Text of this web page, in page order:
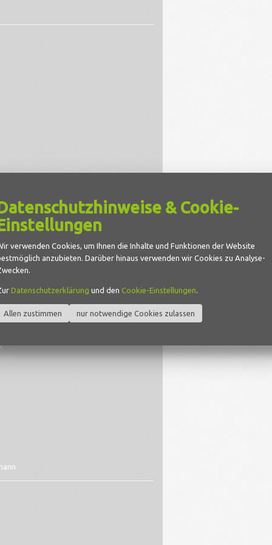
& Cookie-
verwenden Cookies, um Ihnen die Inhalte und Funktionen der Website
anzubieten. Darüber hinaus verwenden wir Cookies zu Analyse-
Datenschutzerklärung und den Cookie-Einstellungen.
Allen zustimmen nur notwendige Cookies zulassen